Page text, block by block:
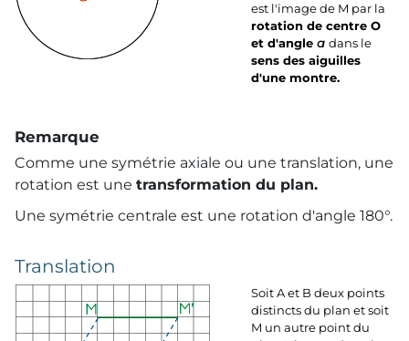
est l'image de M par la
rotation de centre O
et d'angle a dans le
sens des aiguilles
d'une montre.
Remarque
Comme une symétrie axiale ou une translation, une
rotation est une transformation du plan.
Une symétrie centrale est une rotation d'angle 180°.
Translation
Soit A et B deux points
distincts du plan et soit
M un autre point du